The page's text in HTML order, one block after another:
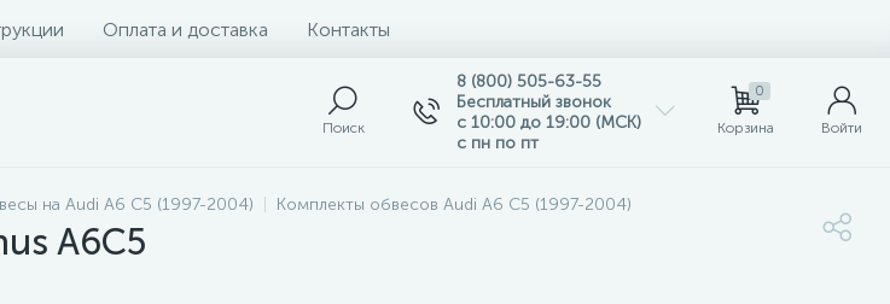
Оплата и доставка Контакты
Поиск
8 (800) 505-63-55
Бесплатный звонок
с 10:00 до 19:00 (МСК)
с пн по пт
0
Корзина Войти
на Audi A6 C5 (1997-2004) Комплекты обвесов Audi A6 C5 (1997-2004)
A6C5